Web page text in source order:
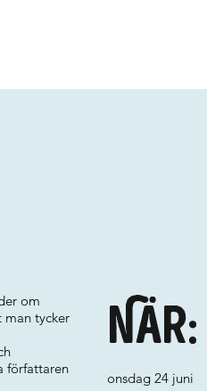
om
man tycker
författaren
När:
onsdag 24 juni